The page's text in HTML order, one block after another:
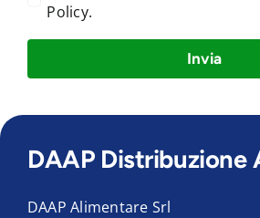
Policy.
Invia
DAAP Distribuzione
DAAP Alimentare Srl